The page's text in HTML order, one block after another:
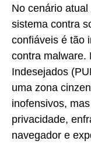
No cenário
sistema contra
confiáveis é tão
contra malware.
Indesejados
uma zona
inofensivos,
privacidade,
navegador e